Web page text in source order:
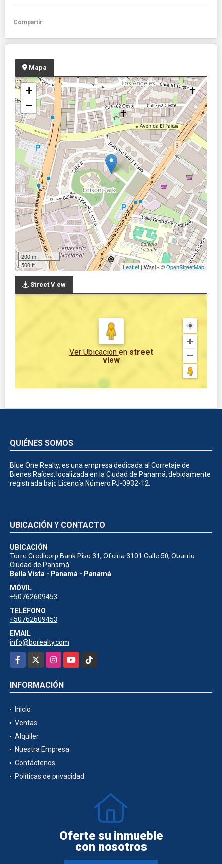
Compartir:
Mapa
+
−
200 m
500 ft
Leaflet | Wasi - ©OpenStreetMap
Street View
Ver Ubicación en street
view
QUIÉNES SOMOS
Blue One Realty, es una empresa dedicada al Corretaje de
Bienes Raíces, localizada en la Ciudad de Panamá, debidamente
registrada bajo Licencía Número PJ-0932-12.
UBICACIÓN Y CONTACTO
UBICACIÓN
Torre Credicorp Bank Piso 31, Oficina 3101 Calle 50, Obarrio
Ciudad de Panamá
Bella Vista - Panamá - Panamá
MÓVIL
+50762609453
TELÉFONO
+50762609453
EMAIL
info@borealty.com
Facebook
InstagramYouTubeTikTok
INFORMACIÓN
Inicio
Ventas
Alquiler
Nuestra Empresa
Contáctenos
Políticas de privacidad
Oferte su inmueble
con nosotros